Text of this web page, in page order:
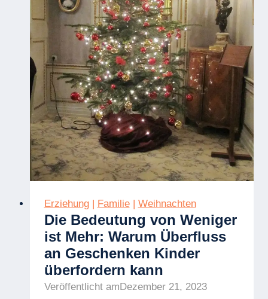
Gesundheitswesen
Erziehung| Familie| Weihnachten
Die Bedeutung von Weniger
ist Mehr: Warum Überfluss
an Geschenken Kinder
überfordern kann
Veröffentlicht amDezember 21, 2023